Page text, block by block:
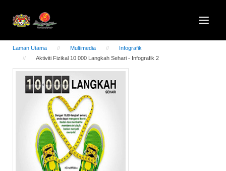
Laman Utama Multimedia
Infografik
Aktiviti Fizikal 10 000 Langkah Sehari - Infografik 2